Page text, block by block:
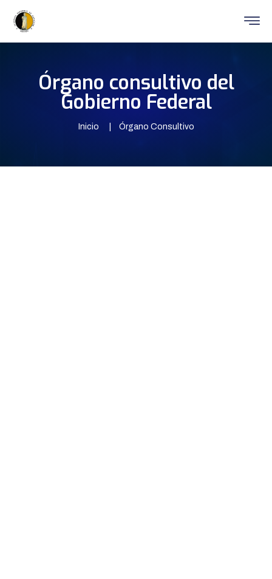
Órgano consultivo del
Gobierno Federal
Inicio Órgano Consultivo